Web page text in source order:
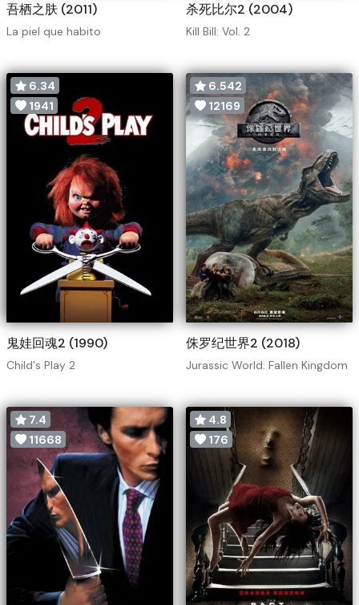
吾栖之肤 (2011)
La piel que habito
杀死比尔2 (2004)
Kill Bill: Vol. 2
6.34
1941
鬼娃回魂2 (1990)
Child's Play 2
6.542
12169
侏罗纪世界2 (2018)
Jurassic World: Fallen Kingdom
7.4
11668
4.8
176